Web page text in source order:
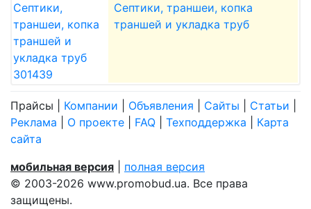
Септики, траншеи, копка
траншей и укладка труб
Прайсы Компании Объявления Сайты Статьи
Реклама
О проекте FAQ Техподдержка
Карта
сайта
мобильная версия
полная версия
© 2003-2026 www.promobud.ua. Все права
защищены.